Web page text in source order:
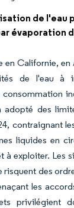
de l'eau
évaporation
en Californie,
de l'eau à
adopté des
contraignant
liquides en
à exploiter. Les
risquent des
les
privilégient